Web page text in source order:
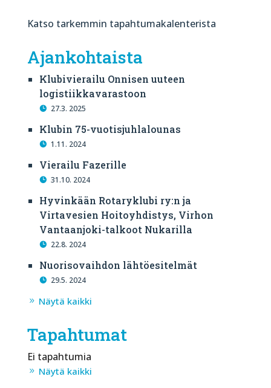
Katso tarkemmin tapahtumakalenterista
Ajankohtaista
Klubivierailu Onnisen uuteen
logistiikkavarastoon
27.3. 2025
Klubin 75-vuotisjuhlalounas
1.11. 2024
Vierailu Fazerille
31.10. 2024
Hyvinkään Rotaryklubi ry:n ja
Virtavesien Hoitoyhdistys, Virhon
Vantaanjoki-talkoot Nukarilla
22.8. 2024
Nuorisovaihdon lähtöesitelmät
29.5. 2024
Näytä kaikki
Tapahtumat
Ei tapahtumia
Näytä kaikki